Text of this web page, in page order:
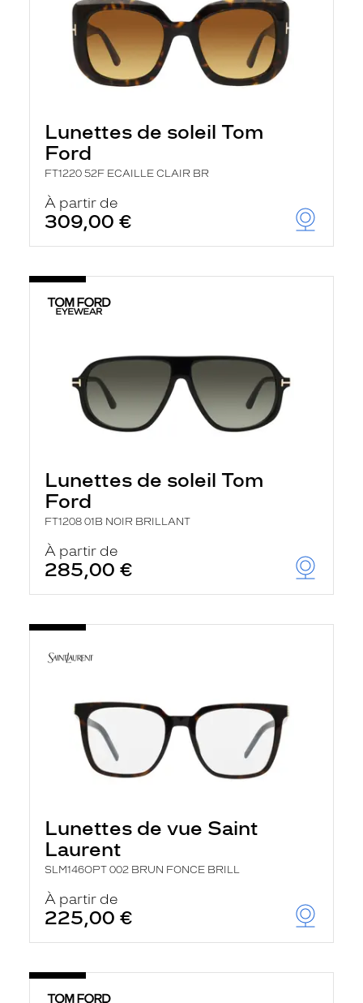
Lunettes de soleil Tom
Ford
FT1220 52F ECAILLE CLAIR BR
À partir de
309,00 €
Lunettes de soleil Tom
Ford
FT1208 01B NOIR BRILLANT
À partir de
285,00 €
Lunettes de vue Saint
Laurent
SLM146OPT 002 BRUN FONCE BRILL
À partir de
225,00 €